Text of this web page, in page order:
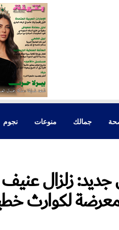
جمالك منوعات نجوم
جديد: زلزال عنيف
لكوارث